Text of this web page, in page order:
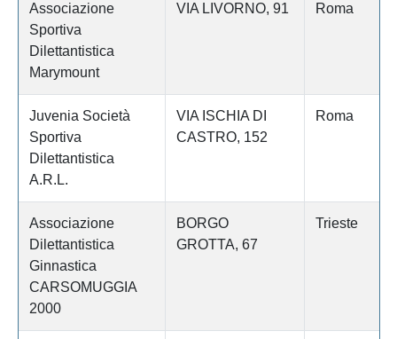
Associazione
Sportiva
Dilettantistica
Marymount
VIA LIVORNO, 91 Roma
Juvenia Società
Sportiva
Dilettantistica
A.R.L.
VIA ISCHIA DI
CASTRO, 152
Roma
Associazione
Dilettantistica
Ginnastica
CARSOMUGGIA
2000
BORGO
GROTTA, 67
Trieste